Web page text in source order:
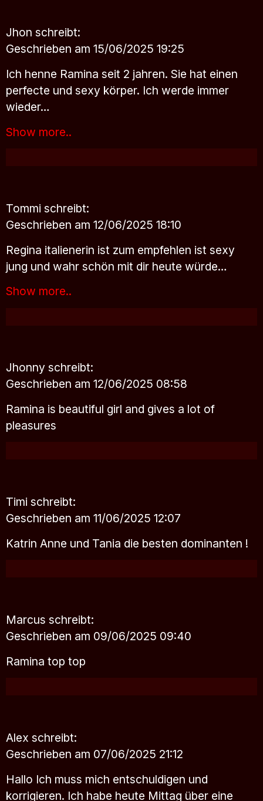
Jhon schreibt:
Geschrieben am 15/06/2025 19:25
Ich henne Ramina seit 2 jahren. Sie hat einen
perfecte und sexy körper. Ich werde immer
wieder…
Show more..
Tommi schreibt:
Geschrieben am 12/06/2025 18:10
Regina italienerin ist zum empfehlen ist sexy
jung und wahr schön mit dir heute würde…
Show more..
Jhonny schreibt:
Geschrieben am 12/06/2025 08:58
Ramina is beautiful girl and gives a lot of
pleasures
Timi schreibt:
Geschrieben am 11/06/2025 12:07
Katrin Anne und Tania die besten dominanten !
Marcus schreibt:
Geschrieben am 09/06/2025 09:40
Ramina top top
Alex schreibt:
Geschrieben am 07/06/2025 21:12
Hallo Ich muss mich entschuldigen und
korrigieren. Ich habe heute Mittag über eine